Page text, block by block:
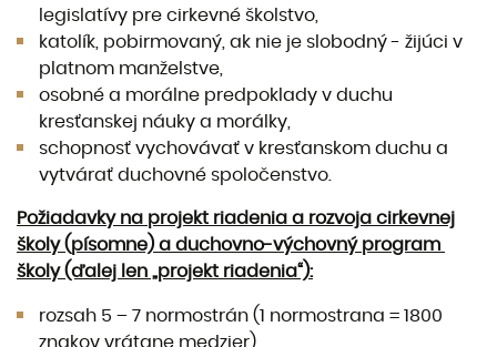
legislatívy pre cirkevné školstvo,
katolík, pobirmovaný, ak nie je slobodný - žijúci v
platnom manželstve,
osobné a morálne predpoklady v duchu
kresťanskej náuky a morálky,
schopnosť vychovávať v kresťanskom duchu a
vytvárať duchovné spoločenstvo.
Požiadavky na projekt riadenia a rozvoja cirkevnej
školy (písomne) a duchovno-výchovný program
školy (ďalej len „projekt riadenia“):
rozsah 5 – 7 normostrán (1 normostrana = 1800
znakov vrátane medzier),